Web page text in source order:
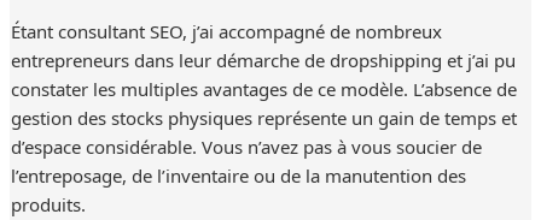
Étant consultant SEO, j’ai accompagné de nombreux
entrepreneurs dans leur démarche de dropshipping et j’ai pu
constater les multiples avantages de ce modèle. L’absence de
gestion des stocks physiques représente un gain de temps et
d’espace considérable. Vous n’avez pas à vous soucier de
l’entreposage, de l’inventaire ou de la manutention des
produits.